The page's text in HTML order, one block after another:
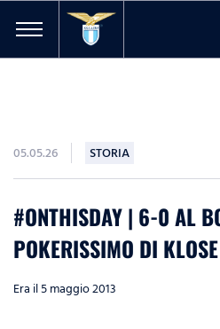
05.05.26 STORIA
#ONTHISDAY | 6-0 AL
POKERISSIMO DI KLOSE
Era il 5 maggio 2013